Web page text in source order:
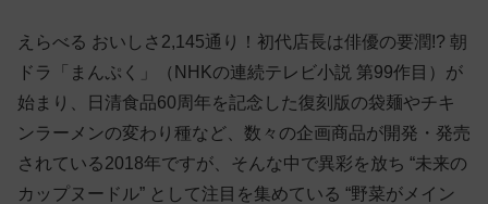
えらべる おいしさ2,145通り！初代店長は俳優の要潤!? 朝
ドラ「まんぷく」（NHKの連続テレビ小説 第99作目）が
始まり、日清食品60周年を記念した復刻版の袋麺やチキ
ンラーメンの変わり種など、数々の企画商品が開発・発売
されている2018年ですが、そんな中で異彩を放ち “未来の
カップヌードル” として注目を集めている “野菜がメイン